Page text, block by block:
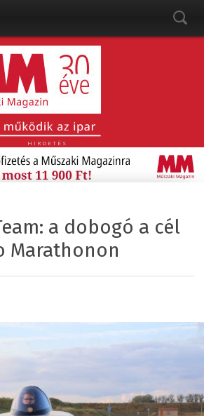
HIRDETÉS
a dobogó a cél
Marathonon